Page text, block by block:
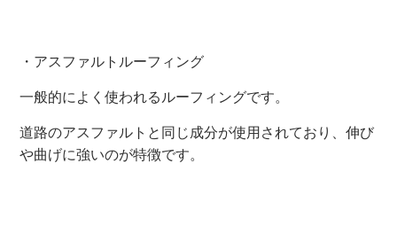
・アスファルトルーフィング
一般的によく使われるルーフィングです。
道路のアスファルトと同じ成分が使用されており、伸び
や曲げに強いのが特徴です。